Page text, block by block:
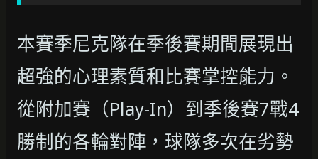
本賽季尼克隊在季後賽期間展現出
超強的心理素質和比賽掌控能力。
從附加賽（Play-In）到季後賽7戰4
勝制的各輪對陣，球隊多次在劣勢